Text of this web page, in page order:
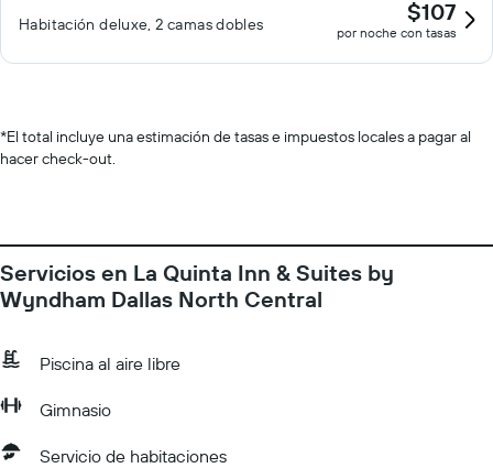
Habitación deluxe, 2 camas dobles $107
por noche con tasas
*El total incluye una estimación de tasas e impuestos locales a pagar al
hacer check-out.
Servicios en La Quinta Inn & Suites by
Wyndham Dallas North Central
Piscina al aire libre
Gimnasio
Servicio de habitaciones